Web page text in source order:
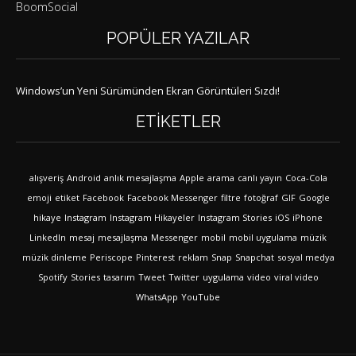
BoomSocial
POPÜLER YAZILAR
Windows’un Yeni Sürümünden Ekran Görüntüleri Sızdı!
ETIKETLER
alışveriş Android anlık mesajlaşma Apple arama canlı yayın Coca-Cola
emoji etiket Facebook Facebook Messenger filtre fotoğraf GIF Google
hikaye Instagram Instagram Hikayeler Instagram Stories iOS iPhone
LinkedIn mesaj mesajlaşma Messenger mobil mobil uygulama müzik
müzik dinleme Periscope Pinterest reklam Snap Snapchat sosyal medya
Spotify Stories tasarım Tweet Twitter uygulama video viral video
WhatsApp YouTube